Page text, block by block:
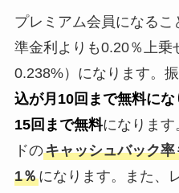
プレミアム会員になる
準金利よりも0.20％上乗
0.238%）になります。振
込が月10回まで無料に
15回まで無料になります
ドのキャッシュバック
1％になります。また、